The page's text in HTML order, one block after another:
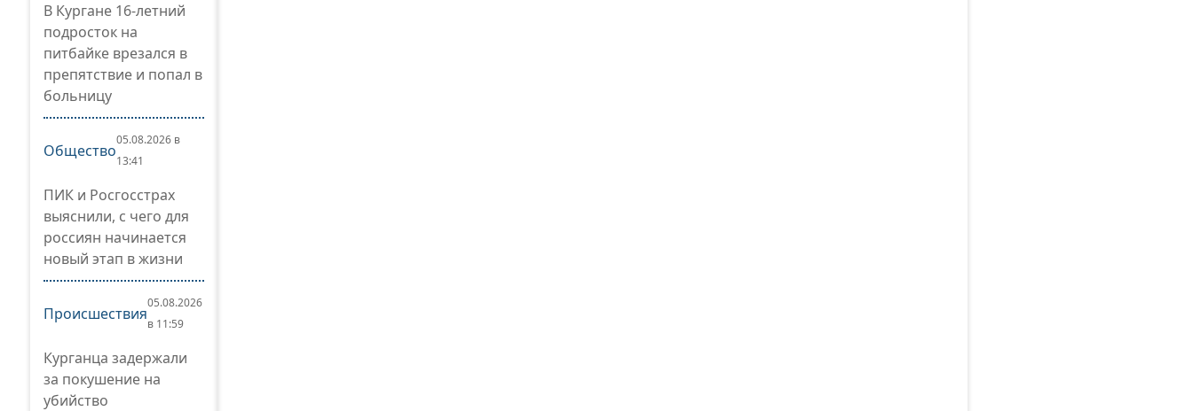
В Кургане 16-летний
подросток на
питбайке врезался в
препятствие и попал в
больницу
Общество
05.08.2026 в
13:41
ПИК и Росгосстрах
выяснили, с чего для
россиян начинается
новый этап в жизни
Происшествия
05.08.2026
в 11:59
Курганца задержали
за покушение на
убийство